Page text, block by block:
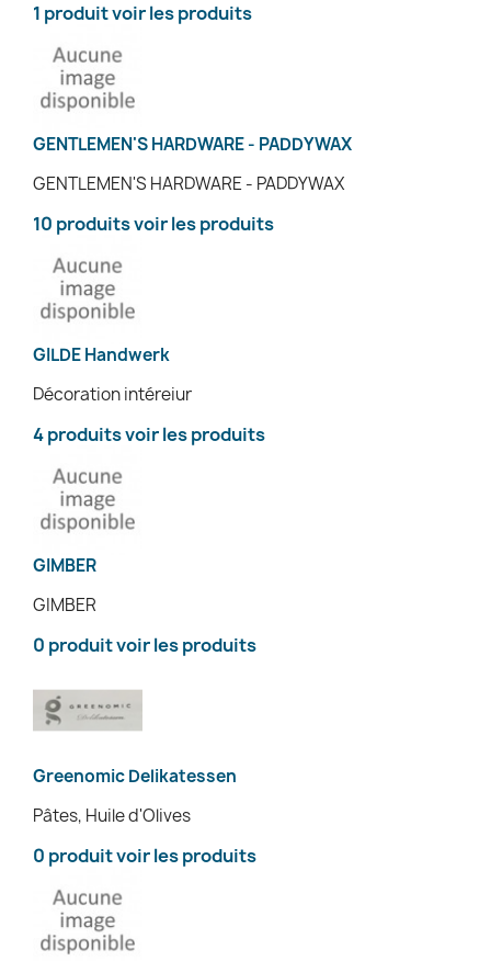
1 produitvoir les produits
GENTLEMEN'S HARDWARE - PADDYWAX
GENTLEMEN'S HARDWARE - PADDYWAX
10 produitsvoir les produits
GILDE Handwerk
Décoration intéreiur
4 produitsvoir les produits
GIMBER
GIMBER
0 produitvoir les produits
Greenomic Delikatessen
Pâtes, Huile d'Olives
0 produitvoir les produits